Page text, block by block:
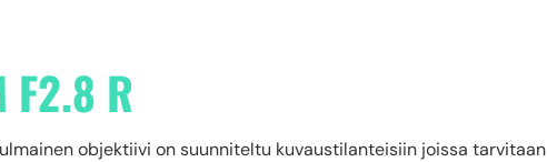
F2.8 R
objektiivi on suunniteltu kuvaustilanteisiin joissa tarvitaan